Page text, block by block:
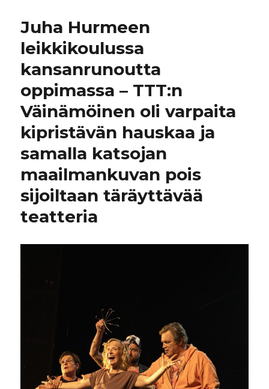
Juha Hurmeen
leikkikoulussa
kansanrunoutta
oppimassa – TTT:n
Väinämöinen oli varpaita
kipristävän hauskaa ja
samalla katsojan
maailmankuvan pois
sijoiltaan täräyttävää
teatteria